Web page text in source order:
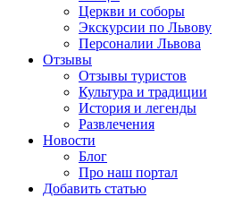
Церкви и соборы
Экскурсии по Львову
Персоналии Львова
Отзывы
Отзывы туристов
Культура и традиции
История и легенды
Развлечения
Новости
Блог
Про наш портал
Добавить статью